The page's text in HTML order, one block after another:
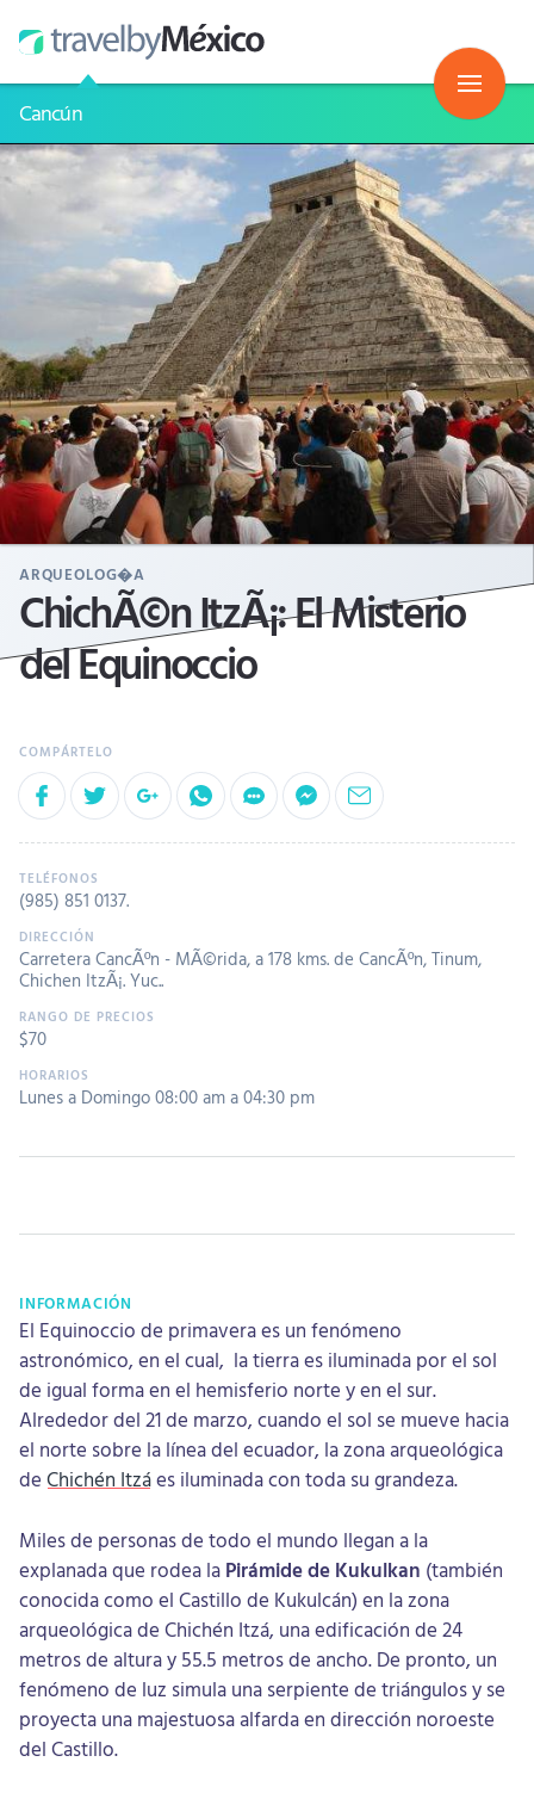
Cancún
ARQUEOLOG�A
ChichÃ©n ItzÃ¡: El Misterio
del Equinoccio
(985) 851 0137.
Carretera CancÃºn - MÃ©rida, a 178 kms. de CancÃºn, Tinum,
Chichen ItzÃ¡. Yuc..
$70
Lunes a Domingo 08:00 am a 04:30 pm
INFORMACIÓN
El Equinoccio de primavera es un fenómeno
astronómico, en el cual, la tierra es iluminada por el sol
de igual forma en el hemisferio norte y en el sur.
Alrededor del 21 de marzo, cuando el sol se mueve hacia
el norte sobre la línea del ecuador, la zona arqueológica
de Chichén Itzáes iluminada con toda su grandeza.
Miles de personas de todo el mundo llegan a la
explanada que rodea la Pirámide de Kukulkan (también
conocida como el Castillo de Kukulcán) en la zona
arqueológica de Chichén Itzá, una edificación de 24
metros de altura y 55.5 metros de ancho. De pronto, un
fenómeno de luz simula una serpiente de triángulos y se
proyecta una majestuosa alfarda en dirección noroeste
del Castillo.